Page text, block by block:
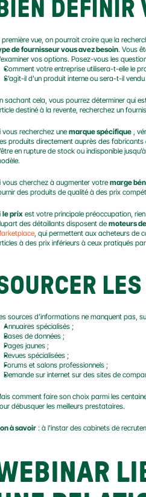
BIEN DÉFINIR
première vue, on pourrait croire que la
de fournisseur vous avez besoin. Vous
vos options. Posez-vous les
Comment votre entreprise utilisera-t-elle le
S’agit-il d’un produit interne ou sera-t-il
sachant cela, vous pourrez déterminer qui
destiné à la revente, recherchez un
vous recherchez une marque spécifique ,
produits directement auprès des fabricants
en rupture de stock ou indisponible
vous cherchez à augmenter votre marge
des produits de qualité à des prix
le prix est votre principale préoccupation,
des détaillants disposent de moteurs
, qui permettent aux acheteurs de
à des prix inférieurs à ceux pratiqués
sources d’informations ne manquent pas,
Annuaires spécialisés ;
Bases de données ;
Pages jaunes ;
Revues spécialisées ;
Forums et salons professionnels ;
Demande sur internet sur des sites de
comment faire son choix parmi les
débusquer les meilleurs prestataires.
à savoir : à l’instar des cabinets de